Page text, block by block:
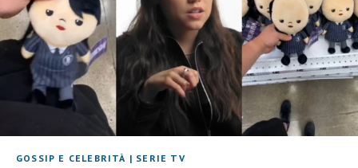
GOSSIP E CELEBRITÀ | SERIE TV